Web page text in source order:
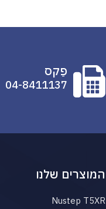
פַקס
04-8411137
המוצרים שלנו
Nustep T5XR